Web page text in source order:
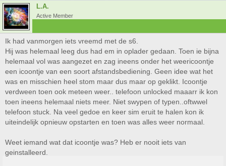
L.A.
Active Member
Ik had vanmorgen iets vreemd met de s6.
Hij was helemaal leeg dus had em in oplader gedaan. Toen ie bijna
helemaal vol was aangezet en zag ineens onder het weericoontje
een icoontje van een soort afstandsbediening. Geen idee wat het
was en misschien heel stom maar dus maar op geklikt. Icoontje
verdween toen ook meteen weer.. telefoon unlocked maaarr ik kon
toen ineens helemaal niets meer. Niet swypen of typen..oftwwel
telefoon stuck. Na veel gedoe en keer sim eruit te halen kon ik
uiteindelijk opnieuw opstarten en toen was alles weer normaal.
Weet iemand wat dat icoontje was? Heb er nooit iets van
geinstalleerd.